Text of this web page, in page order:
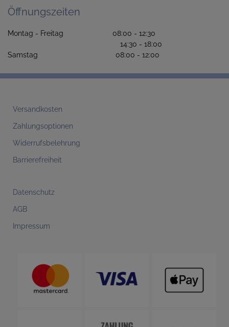
Öffnungszeiten
Montag - Freitag 08:00 - 12:30
14:30 - 18:00
Samstag 08:00 - 12:00
Versandkosten
Zahlungsoptionen
Widerrufsbelehrung
Barrierefreiheit
Datenschutz
AGB
Impressum